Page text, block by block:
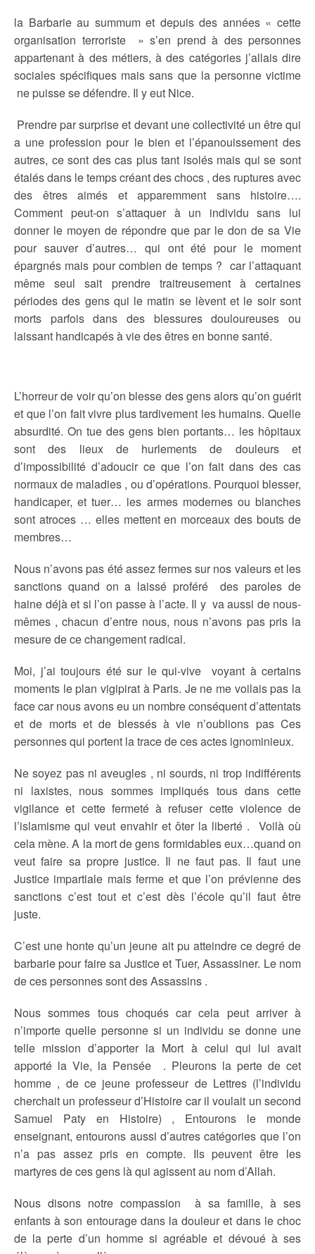
la Barbarie au summum et depuis des années « cette
organisation terroriste » s’en prend à des personnes
appartenant à des métiers, à des catégories j’allais dire
sociales spécifiques mais sans que la personne victime
ne puisse se défendre. Il y eut Nice.
Prendre par surprise et devant une collectivité un être qui
a une profession pour le bien et l’épanouissement des
autres, ce sont des cas plus tant isolés mais qui se sont
étalés dans le temps créant des chocs , des ruptures avec
des êtres aimés et apparemment sans histoire….
Comment peut-on s’attaquer à un individu sans lui
donner le moyen de répondre que par le don de sa Vie
pour sauver d’autres… qui ont été pour le moment
épargnés mais pour combien de temps ? car l’attaquant
même seul sait prendre traitreusement à certaines
périodes des gens qui le matin se lèvent et le soir sont
morts parfois dans des blessures douloureuses ou
laissant handicapés à vie des êtres en bonne santé.
L’horreur de voir qu’on blesse des gens alors qu’on guérit
et que l’on fait vivre plus tardivement les humains. Quelle
absurdité. On tue des gens bien portants… les hôpitaux
sont des lieux de hurlements de douleurs et
d’impossibilité d’adoucir ce que l’on fait dans des cas
normaux de maladies , ou d’opérations. Pourquoi blesser,
handicaper, et tuer… les armes modernes ou blanches
sont atroces … elles mettent en morceaux des bouts de
membres…
Nous n’avons pas été assez fermes sur nos valeurs et les
sanctions quand on a laissé proféré des paroles de
haine déjà et si l’on passe à l’acte. Il y va aussi de nous-
mêmes , chacun d’entre nous, nous n’avons pas pris la
mesure de ce changement radical.
Moi, j’ai toujours été sur le qui-vive voyant à certains
moments le plan vigipirat à Paris. Je ne me voilais pas la
face car nous avons eu un nombre conséquent d’attentats
et de morts et de blessés à vie n’oublions pas Ces
personnes qui portent la trace de ces actes ignominieux.
Ne soyez pas ni aveugles , ni sourds, ni trop indifférents
ni laxistes, nous sommes impliqués tous dans cette
vigilance et cette fermeté à refuser cette violence de
l’islamisme qui veut envahir et ôter la liberté . Voilà où
cela mène. A la mort de gens formidables eux…quand on
veut faire sa propre justice. Il ne faut pas. Il faut une
Justice impartiale mais ferme et que l’on prévienne des
sanctions c’est tout et c’est dès l’école qu’il faut être
juste.
C’est une honte qu’un jeune ait pu atteindre ce degré de
barbarie pour faire sa Justice et Tuer, Assassiner. Le nom
de ces personnes sont des Assassins .
Nous sommes tous choqués car cela peut arriver à
n’importe quelle personne si un individu se donne une
telle mission d’apporter la Mort à celui qui lui avait
apporté la Vie, la Pensée . Pleurons la perte de cet
homme , de ce jeune professeur de Lettres (l’individu
cherchait un professeur d’Histoire car il voulait un second
Samuel Paty en Histoire) , Entourons le monde
enseignant, entourons aussi d’autres catégories que l’on
n’a pas assez pris en compte. Ils peuvent être les
martyres de ces gens là qui agissent au nom d’Allah.
Nous disons notre compassion à sa famille, à ses
enfants à son entourage dans la douleur et dans le choc
de la perte d’un homme si agréable et dévoué à ses